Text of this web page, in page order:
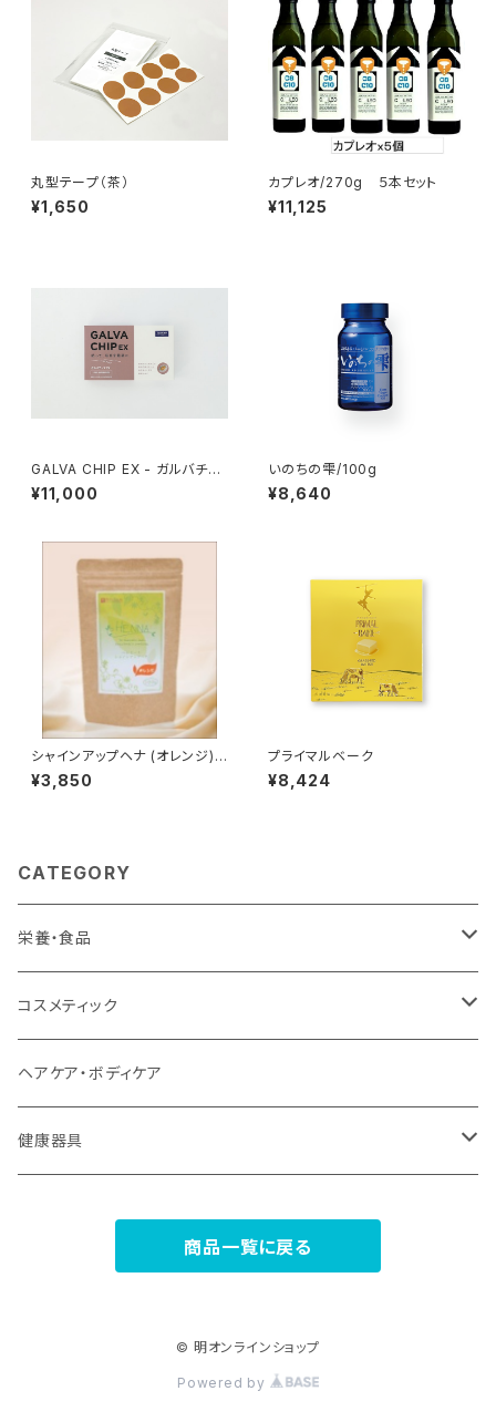
丸型テープ（茶）
¥1,650
カプレオ/270g ５本セット
¥11,125
GALVA CHIP EX - ガルバチッ
プEX -
¥11,000
いのちの雫/100g
¥8,640
シャインアップヘナ (オレンジ)
１００ｇ
¥3,850
プライマルベーク
¥8,424
CATEGORY
栄養・食品
植物エキス商品
植物ミネラル
プロテイン
コスメティック
ヘナシリーズ
モイスチュアEXシリーズ
プラナエッセンス
ヘアケア・ボディケア
健康器具
商品一覧に戻る
© 明オンラインショップ
Powered by